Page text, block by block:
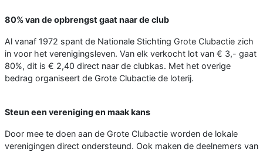
80% van de opbrengst gaat naar de club
Al vanaf 1972 spant de Nationale Stichting Grote Clubactie zich
in voor het verenigingsleven. Van elk verkocht lot van € 3,- gaat
80%, dit is € 2,40 direct naar de clubkas. Met het overige
bedrag organiseert de Grote Clubactie de loterij.
Steun een vereniging en maak kans
Door mee te doen aan de Grote Clubactie worden de lokale
verenigingen direct ondersteund. Ook maken de deelnemers van